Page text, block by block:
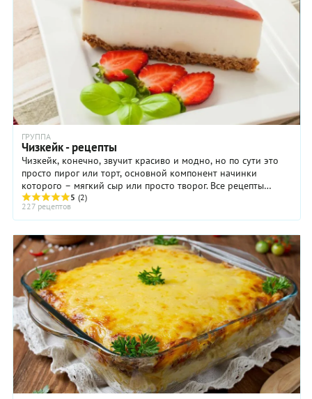
ГРУППА
Чизкейк - рецепты
Чизкейк, конечно, звучит красиво и модно, но по сути это
просто пирог или торт, основной компонент начинки
которого – мягкий сыр или просто творог. Все рецепты
чизкейков можно разделить на две ...
5 (2)
227 рецептов